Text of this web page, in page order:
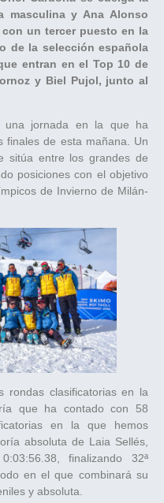
masculina y Ana Alonso
un tercer puesto en la
de la selección española
entran en el Top 10 de
y Biel Pujol, junto al
una jornada en la que ha
finales de esta mañana. Un
sitúa entre los grandes de
posiciones con el objetivo
de Invierno de Milán-
rondas clasificatorias en la
que ha contado con 58
en la que hemos
absoluta de Laia Sellés,
finalizando 32ª
en el que combinará su
y absoluta.